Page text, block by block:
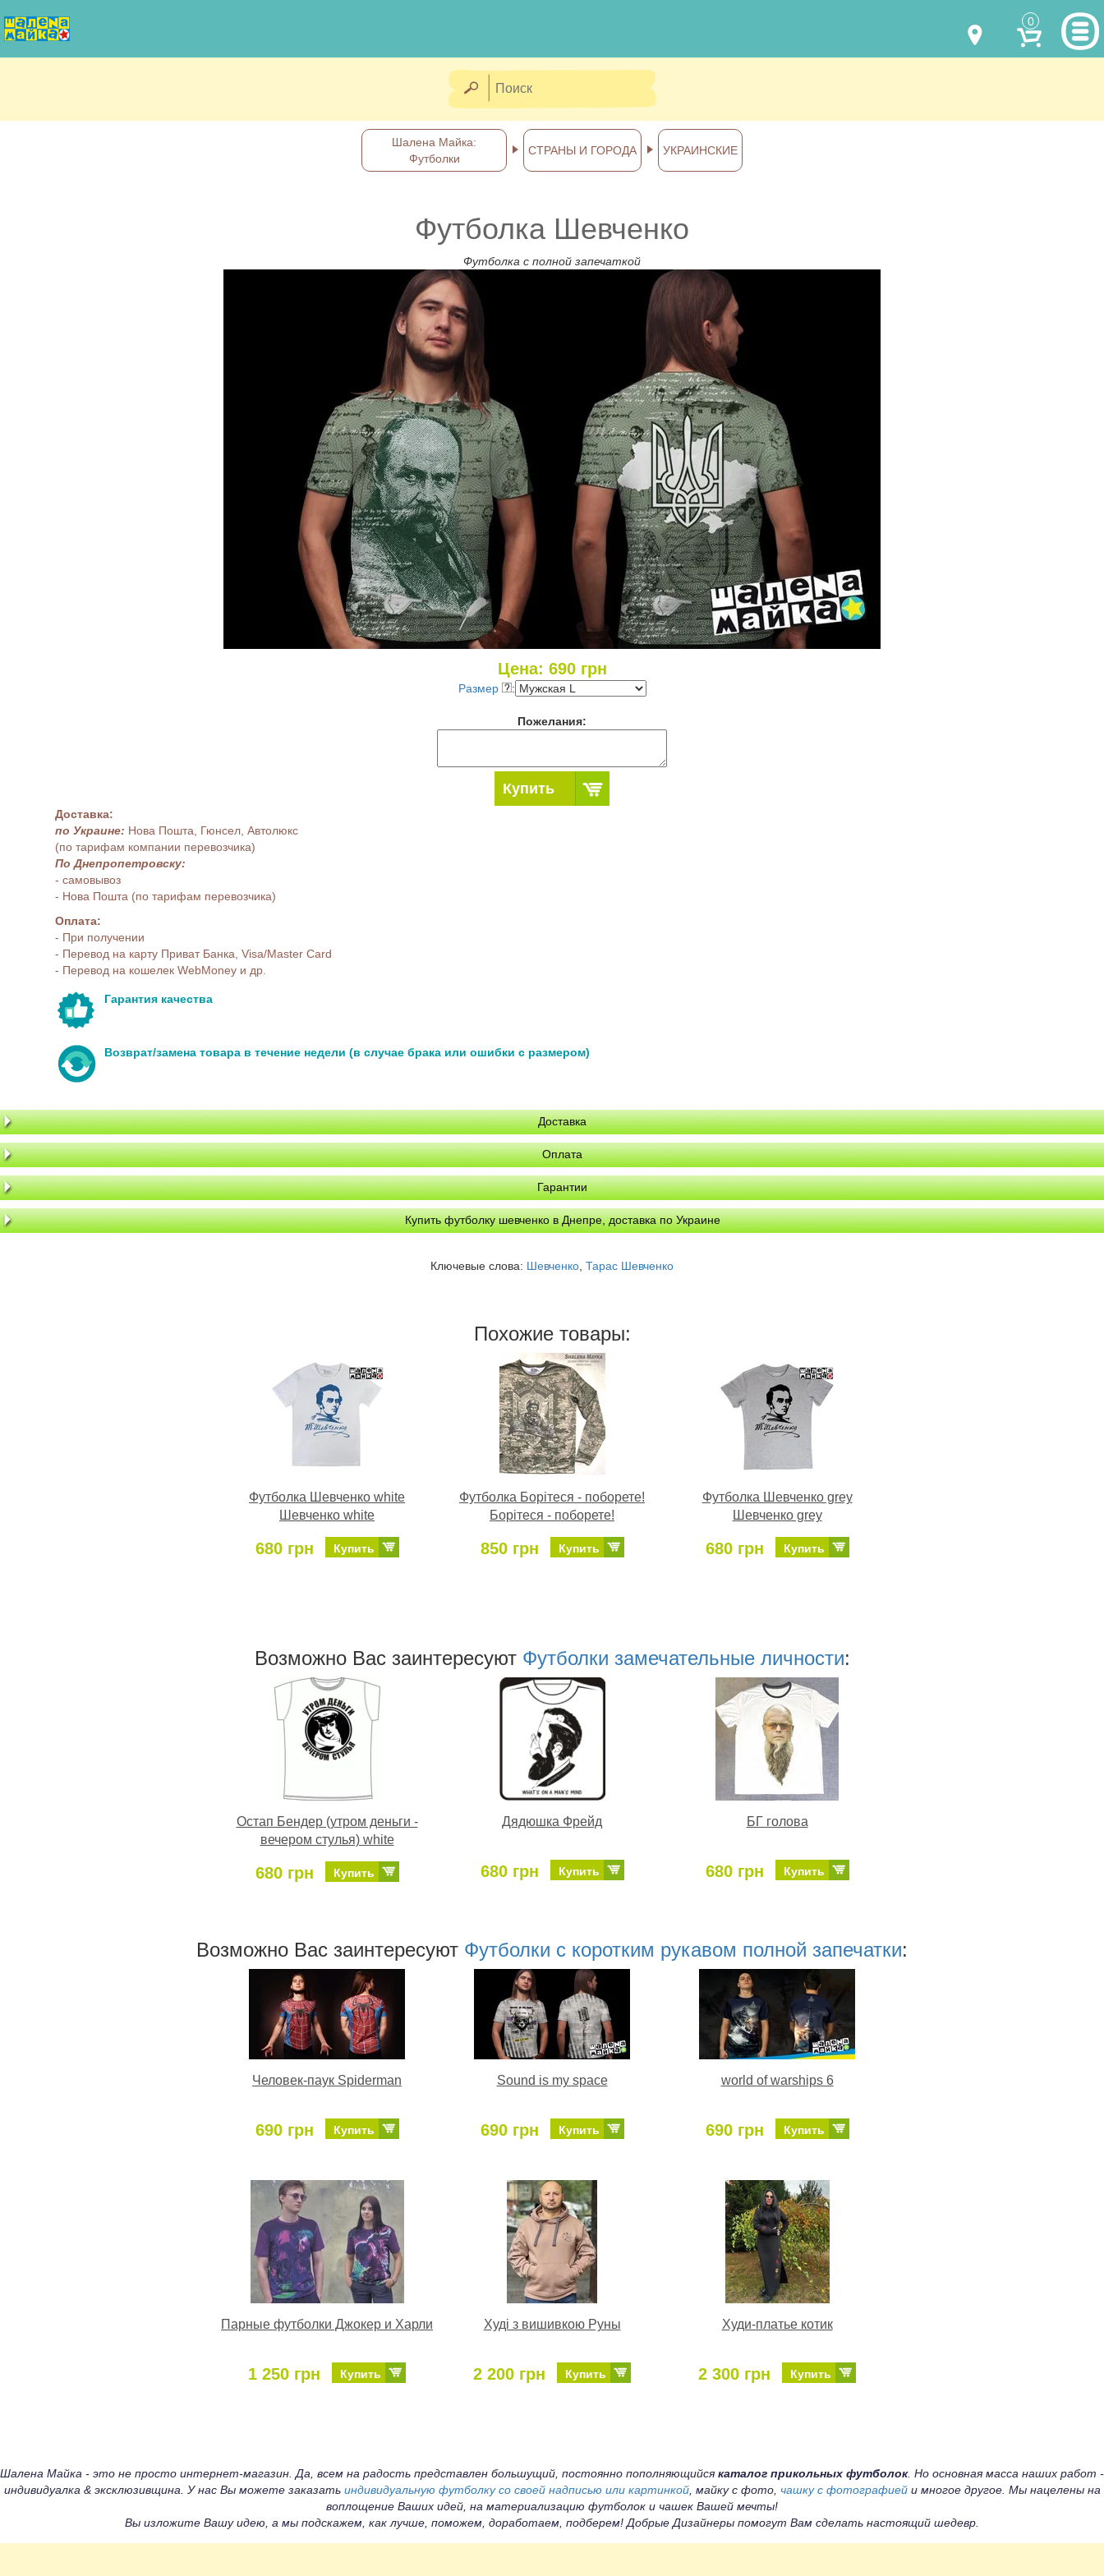
0
Шалена Майка:
Футболки
СТРАНЫ И ГОРОДА УКРАИНСКИЕ
Футболка Шевченко
Футболка с полной запечаткой
Цена: 690грн
Размер :
Пожелания:
Купить
Доставка:
по Украине: Нова Пошта, Гюнсел, Автолюкс
(по тарифам компании перевозчика)
По Днепропетровску:
- самовывоз
- Нова Пошта (по тарифам перевозчика)
Оплата:
- При получении
- Перевод на карту Приват Банка, Visa/Master Card
- Перевод на кошелек WebMoney и др.
Гарантия качества
Возврат/замена товара в течение недели (в случае брака или ошибки с размером)
Доставка
Оплата
Гарантии
Купить футболку шевченко в Днепре, доставка по Украине
Ключевые слова: Шевченко Тарас Шевченко
Похожие товары:
Футболка Шевченко white
Шевченко white
680 грн Купить
Футболка Борітеся - поборете!
Борітеся - поборете!
850 грн Купить
Футболка Шевченко grey
Шевченко grey
680 грн Купить
Возможно Ваc заинтересуют Футболки замечательные личности:
Остап Бендер (утром деньги -
вечером стулья) white
680 грн Купить
Дядюшка Фрейд
680 грн Купить
БГ голова
680 грн Купить
Возможно Ваc заинтересуют Футболки с коротким рукавом полной запечатки:
Человек-паук Spiderman
690 грн Купить
Sound is my space
690 грн Купить
world of warships 6
690 грн Купить
Парные футболки Джокер и Харли
1 250 грн Купить
Худі з вишивкою Руны
2 200 грн Купить
Худи-платье котик
2 300 грн Купить
Шалена Майка - это не просто интернет-магазин. Да, всем на радость представлен большущий, постоянно пополняющийся каталог прикольных футболок. Но основная масса наших работ -
индивидуалка & эксклюзивщина. У нас Вы можете заказать индивидуальную футболку со своей надписью или картинкой, майку с фото, чашку с фотографиейи многое другое. Мы нацелены на
воплощение Ваших идей, на материализацию футболок и чашек Вашей мечты!
Вы изложите Вашу идею, а мы подскажем, как лучше, поможем, доработаем, подберем! Добрые Дизайнеры помогут Вам сделать настоящий шедевр.